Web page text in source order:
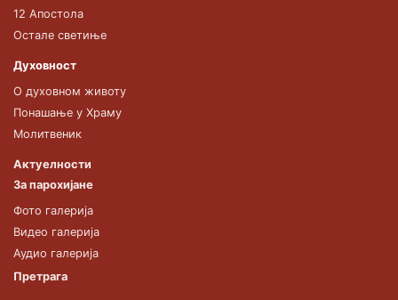
12 Апостола
Остале светиње
Духовност
О духовном животу
Понашање у Храму
Молитвеник
Актуелности
За парохијане
Фото галерија
Видео галерија
Аудио галерија
Претрага